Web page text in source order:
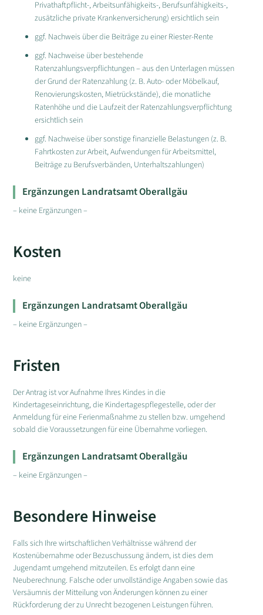
Privathaftpflicht-, Arbeitsunfähigkeits-, Berufsunfähigkeits-,
zusätzliche private Krankenversicherung) ersichtlich sein
ggf. Nachweis über die Beiträge zu einer Riester-Rente
ggf. Nachweise über bestehende
Ratenzahlungsverpflichtungen – aus den Unterlagen müssen
der Grund der Ratenzahlung (z. B. Auto- oder Möbelkauf,
Renovierungskosten, Mietrückstände), die monatliche
Ratenhöhe und die Laufzeit der Ratenzahlungsverpflichtung
ersichtlich sein
ggf. Nachweise über sonstige finanzielle Belastungen (z. B.
Fahrtkosten zur Arbeit, Aufwendungen für Arbeitsmittel,
Beiträge zu Berufsverbänden, Unterhaltszahlungen)
Ergänzungen Landratsamt Oberallgäu
– keine Ergänzungen –
Kosten
keine
Ergänzungen Landratsamt Oberallgäu
– keine Ergänzungen –
Fristen
Der Antrag ist vor Aufnahme Ihres Kindes in die
Kindertageseinrichtung, die Kindertagespflegestelle, oder der
Anmeldung für eine Ferienmaßnahme zu stellen bzw. umgehend
sobald die Voraussetzungen für eine Übernahme vorliegen.
Ergänzungen Landratsamt Oberallgäu
– keine Ergänzungen –
Besondere Hinweise
Falls sich Ihre wirtschaftlichen Verhältnisse während der
Kostenübernahme oder Bezuschussung ändern, ist dies dem
Jugendamt umgehend mitzuteilen. Es erfolgt dann eine
Neuberechnung. Falsche oder unvollständige Angaben sowie das
Versäumnis der Mitteilung von Änderungen können zu einer
Rückforderung der zu Unrecht bezogenen Leistungen führen.